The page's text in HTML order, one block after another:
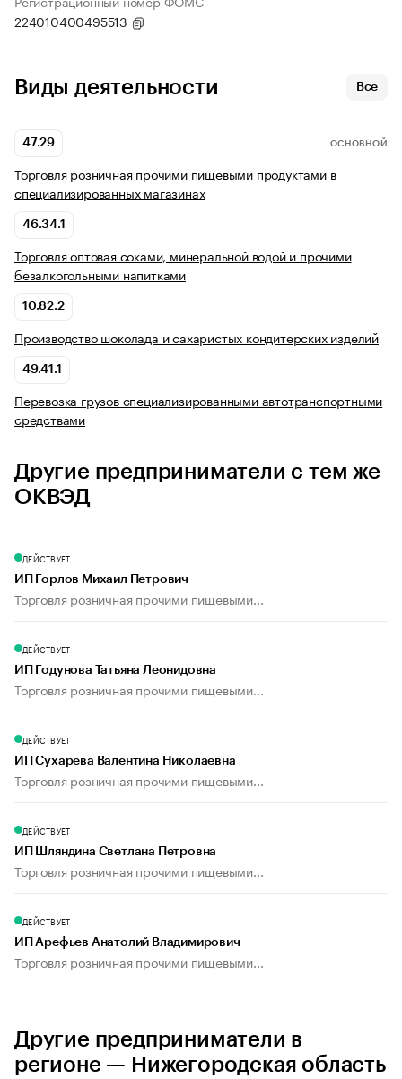
224010400495513
Виды деятельности Все
47.29 ОСНОВНОЙ
Торговля розничная прочими пищевыми продуктами в
специализированных магазинах
46.34.1
Торговля оптовая соками, минеральной водой и прочими
безалкогольными напитками
10.82.2
Производство шоколада и сахаристых кондитерских изделий
49.41.1
Перевозка грузов специализированными автотранспортными
средствами
Другие предприниматели с тем же
ОКВЭД
ДЕЙСТВУЕТ
ИП Горлов Михаил Петрович
Торговля розничная прочими пищевыми...
ДЕЙСТВУЕТ
ИП Годунова Татьяна Леонидовна
Торговля розничная прочими пищевыми...
ДЕЙСТВУЕТ
ИП Сухарева Валентина Николаевна
Торговля розничная прочими пищевыми...
ДЕЙСТВУЕТ
ИП Шляндина Светлана Петровна
Торговля розничная прочими пищевыми...
ДЕЙСТВУЕТ
ИП Арефьев Анатолий Владимирович
Торговля розничная прочими пищевыми...
Другие предприниматели в
регионе — Нижегородская область